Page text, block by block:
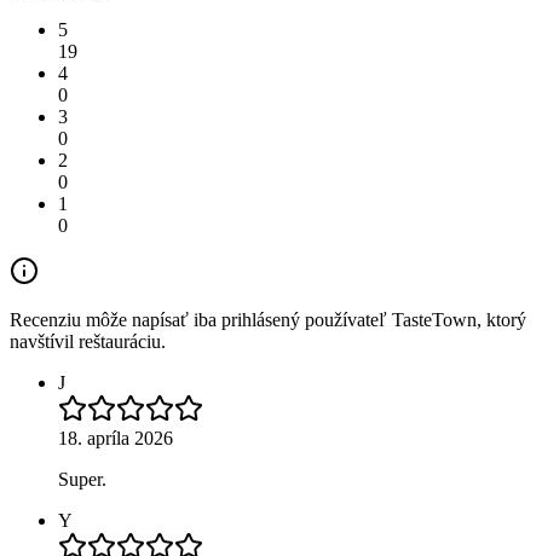
5
19
4
0
3
0
2
0
1
0
Recenziu môže napísať iba prihlásený používateľ TasteTown, ktorý
navštívil reštauráciu.
J
18. apríla 2026
Super.
Y